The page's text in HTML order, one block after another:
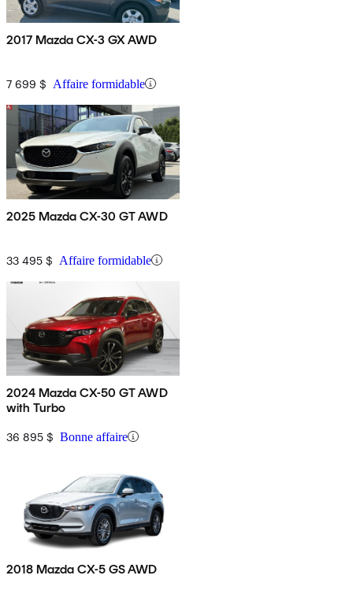
2017 Mazda CX-3 GX AWD
7 699 $ Affaire formidable
2025 Mazda CX-30 GT AWD
33 495 $ Affaire formidable
2024 Mazda CX-50 GT AWD
with Turbo
36 895 $ Bonne affaire
2018 Mazda CX-5 GS AWD